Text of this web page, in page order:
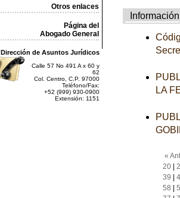
Otros enlaces
Página del
Abogado General
Dirección de Asuntos Jurídicos
Calle 57 No 491 A x 60 y
62
Col. Centro, C.P. 97000
Teléfono/Fax:
+52 (999) 930-0900
Extensión: 1151
Información
LA
«
20|
39
58